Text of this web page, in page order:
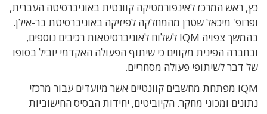
כץ, ראש המרכז לאינפורמטיקה קוונטית באוניברסיטה העברית,
ופרופ' מיכאל שטרן מהמחלקה לפיזיקה באוניברסיטת בר-אילן.
בהמשך צפויה IQM לשלוח לאוניברסיטאות רכיבים נוספים,
ובחברה הפינית מקווים כי שיתוף הפעולה האקדמי יוביל בסופו
של דבר לשיתופי פעולה מסחריים.
IQM מפתחת מחשבים קוונטיים אשר מיועדים עבור מרכזי
נתונים ומכוני מחקר. הקיוביטים, יחידות הבסיס החישוביות